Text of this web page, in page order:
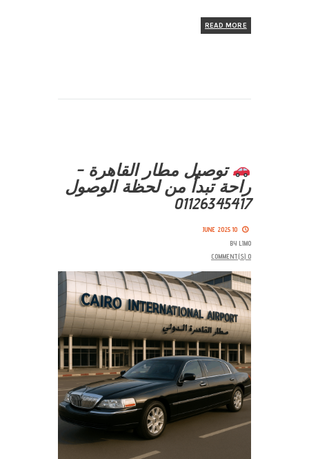
READ MORE
توصيل مطار القاهرة –
راحة تبدأ من لحظة الوصول
01126345417
10 JUNE 2025
BY LIMO
0